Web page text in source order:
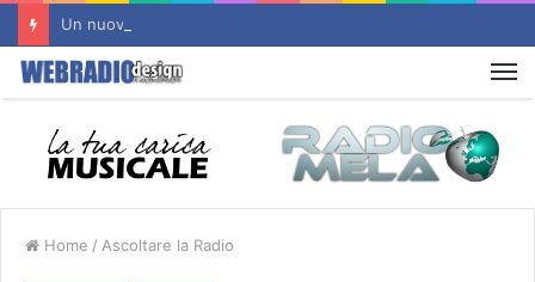
Un nuovo sito d’Autore è Online : RADIO FLASHBACK
Home / Ascoltare la Radio